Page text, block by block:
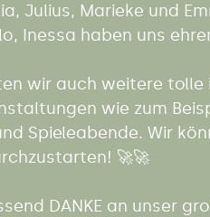
Julius, Marieke und
Inessa haben uns
wir auch weitere tolle
wie zum
Spieleabende. Wir
🚀🚀
DANKE an unser